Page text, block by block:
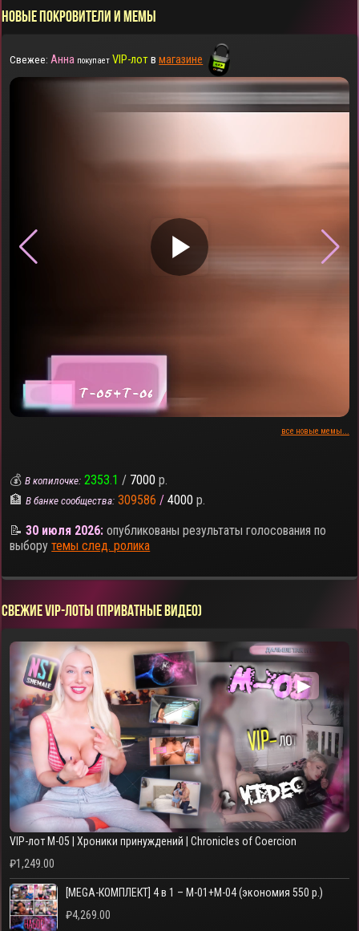
НОВЫЕ ПОКРОВИТЕЛИ И МЕМЫ
Свежее: Анна покупает VIP-лотвмагазине
▶
все новые мемы...
💰В копилочке: 2353.1 / 7000 р.
🏦В банке сообщества: 309586 / 4000 р.
📝30 июля 2026: опубликованы результаты голосования по
выборутемы след. ролика
СВЕЖИЕ VIP-ЛОТЫ (ПРИВАТНЫЕ ВИДЕО)
▶
VIP-лот M-05 | Хроники принуждений | Chronicles of Coercion
₽1,249.00
[MEGA-КОМПЛЕКТ] 4 в 1 – M-01+M-04 (экономия 550 р.)
₽4,269.00